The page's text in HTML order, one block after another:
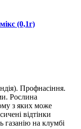
(0,1г)
Профнасіння.
Рослина
з яких може
відтінки
газанію на клумбі